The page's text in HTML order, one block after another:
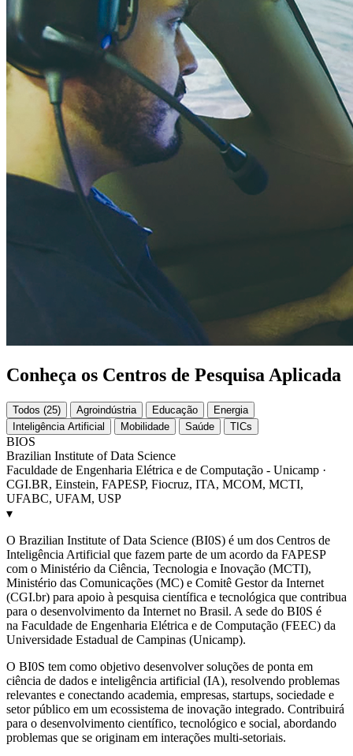
Conheça os Centros de Pesquisa Aplicada
Todos (25) Agroindústria Educação
Energia
Inteligência Artificial
Mobilidade Saúde TICs
BIOS
Brazilian Institute of Data Science
Faculdade de Engenharia Elétrica e de Computação - Unicamp ·
CGI.BR, Einstein, FAPESP, Fiocruz, ITA, MCOM, MCTI,
UFABC, UFAM, USP
▾
O Brazilian Institute of Data Science (BI0S) é um dos Centros de
Inteligência Artificial que fazem parte de um acordo da FAPESP
com o Ministério da Ciência, Tecnologia e Inovação (MCTI),
Ministério das Comunicações (MC) e Comitê Gestor da Internet
(CGI.br) para apoio à pesquisa científica e tecnológica que contribua
para o desenvolvimento da Internet no Brasil. A sede do BI0S é
na Faculdade de Engenharia Elétrica e de Computação (FEEC) da
Universidade Estadual de Campinas (Unicamp).
O BI0S tem como objetivo desenvolver soluções de ponta em
ciência de dados e inteligência artificial (IA), resolvendo problemas
relevantes e conectando academia, empresas, startups, sociedade e
setor público em um ecossistema de inovação integrado. Contribuirá
para o desenvolvimento científico, tecnológico e social, abordando
problemas que se originam em interações multi-setoriais.